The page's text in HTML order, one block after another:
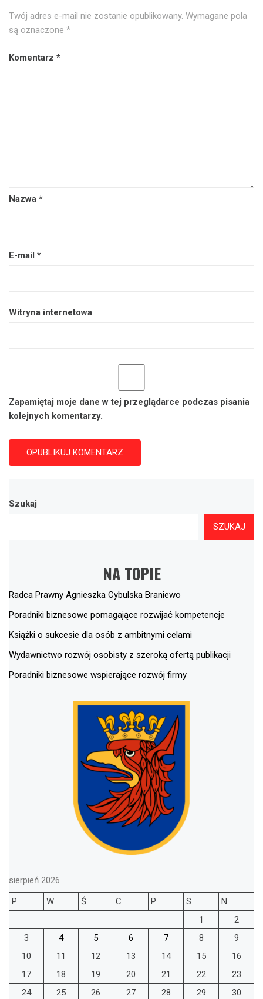
Twój adres e-mail nie zostanie opublikowany. Wymagane pola
są oznaczone *
Komentarz *
Nazwa *
E-mail *
Witryna internetowa
Zapamiętaj moje dane w tej przeglądarce podczas pisania
kolejnych komentarzy.
Szukaj
SZUKAJ
NA TOPIE
Radca Prawny Agnieszka Cybulska Braniewo
Poradniki biznesowe pomagające rozwijać kompetencje
Książki o sukcesie dla osób z ambitnymi celami
Wydawnictwo rozwój osobisty z szeroką ofertą publikacji
Poradniki biznesowe wspierające rozwój firmy
sierpień 2026
P
W Ś C P S
N
1
2
3
4 5 6 7 8
9
10
11 12 13 14 15
16
17
18 19 20 21 22
23
24
25 26 27 28 29 30